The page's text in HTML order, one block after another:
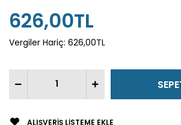
626,00TL
Vergiler Hariç: 626,00TL
ALIŞVERIŞ LISTEME EKLE